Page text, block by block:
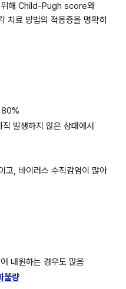
위해 Child-Pugh score와
치료 방법의 적응증을 명확히
80%
직 발생하지 않은 상태에서
의 유행지역이고, 바이러스 수직감염이 많아
내원하는 경우도 많음
불량